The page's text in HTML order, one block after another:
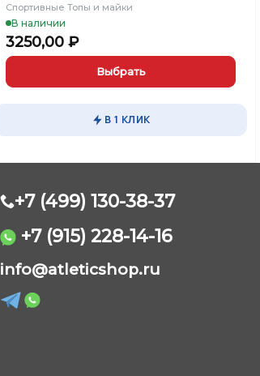
Спортивные Топы и майки
В наличии
3250,00₽
Выбрать
вариаций.
можно
выбрать
на
странице
товара.
В 1 КЛИК
+7 (499) 130-38-37
+7 (915) 228-14-16
info@atleticshop.ru
Обычно отвечаем быстро